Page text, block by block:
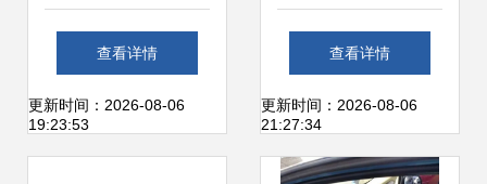
投产 宜宾新添城市
名片，引领汽车产
查看详情
更新时间：2026-08-06
19:23:53
拉工厂正式投产，
开启海外制造新篇
章
查看详情
更新时间：2026-08-06
21:27:34